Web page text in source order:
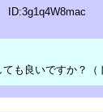
ID:3g1q4W8mac
も良いですか？（